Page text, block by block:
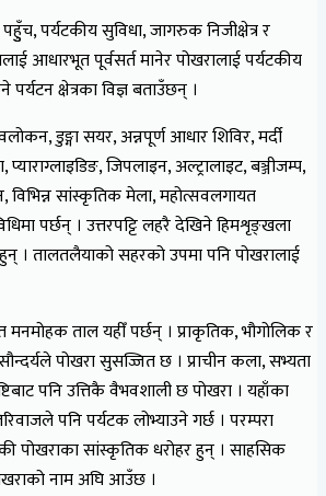
पर्यटकीय सुविधा, जागरुक निजीक्षेत्र र
आधारभूत पूर्वसर्त मानेर पोखरालाई पर्यटकीय
क्षेत्रका विज्ञ बताउँछन् ।
डुङ्गा सयर, अन्नपूर्ण आधार शिविर, मर्दी
जिपलाइन, अल्ट्रालाइट, बञ्जीजम्प,
सांस्कृतिक मेला, महोत्सवलगायत
पर्छन् । उत्तरपट्टि लहरै देखिने हिमशृङ्खला
। तालतलैयाको सहरको उपमा पनि पोखरालाई
ताल यहीँ पर्छन् । प्राकृतिक, भौगोलिक र
पोखरा सुसज्जित छ । प्राचीन कला, सभ्यता
पनि उत्तिकै वैभवशाली छ पोखरा । यहाँका
पनि पर्यटक लोभ्याउने गर्छ । परम्परा
पोखराका सांस्कृतिक धरोहर हुन् । साहसिक
नाम अघि आउँछ ।